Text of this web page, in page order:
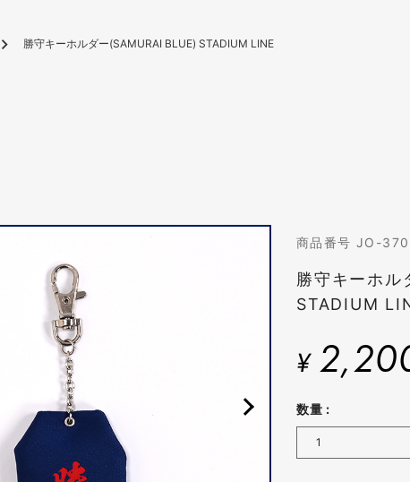
勝守キーホルダー(SAMURAI BLUE) STADIUM LINE
商品番号 JO-
勝守キーホ
STADIUM
¥
数量 :